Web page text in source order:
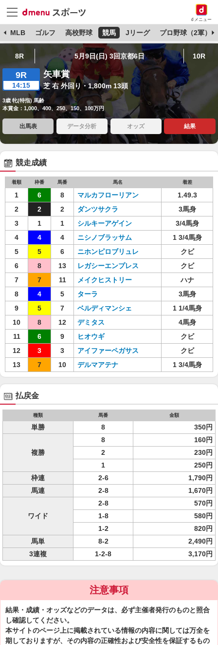
dメニュー
MLB ゴルフ 高校野球 競馬 Jリーグ プロ野球（2軍）
8R 5月9日(日) 3回京都6日 10R
9R
14:15
矢車賞
芝 右 外回り・1,800m 13頭
3歳 牝(特指) 馬齢
本賞金：1,000、400、250、150、100万円
出馬表 データ分析 オッズ 結果
競走成績
着順 枠番 馬番 馬名 着差
1 6 8 マルカフローリアン
1.49.3
2
2 2 ダンツサクラ
3馬身
3
1 1 シルキーアゲイン
3/4馬身
4
4 4 ニシノブラッサム
1 3/4馬身
5
5 6 ニホンピロブリュレ
クビ
6
8 13 レガシーエンプレス
クビ
7
7 11 メイクヒストリー
ハナ
8
4 5 ターラ
3馬身
9
5 7 ベルディマンシェ
1 1/4馬身
10
8 12 デミタス
4馬身
11
6 9 ヒオウギ
クビ
12
3 3 アイファーペガサス
クビ
13
7 10 デルマアテナ 1 3/4馬身
払戻金
種類 馬番 金額
単勝 8 350円
複勝
8
160円
2
230円
1
250円
枠連
2-6
1,790円
馬連
2-8 1,670円
ワイド
2-8
570円
1-8
580円
1-2
820円
馬単
8-2
2,490円
3連複
1-2-8 3,170円
注意事項
結果・成績・オッズなどのデータは、必ず主催者発行のものと照合
し確認してください。
本サイトのページ上に掲載されている情報の内容に関しては万全を
期しておりますが、その内容の正確性および安全性を保証するもの